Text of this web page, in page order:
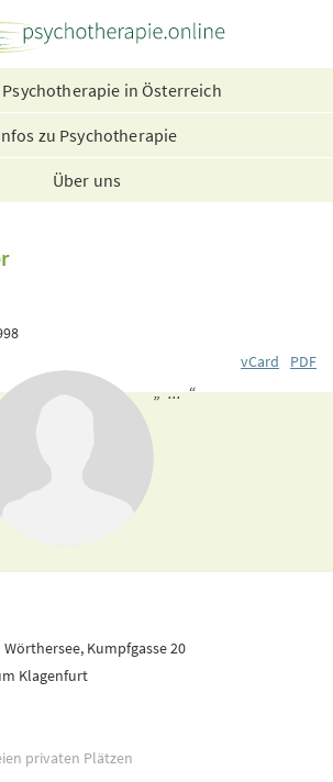
Psychotherapie in Österreich
zu Psychotherapie
Über uns
vCard
PDF
„ ... “
Kumpfgasse 20
Klagenfurt
privaten Plätzen